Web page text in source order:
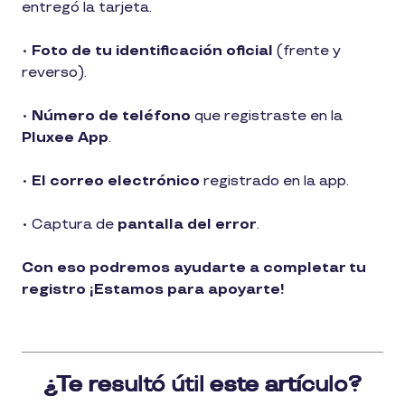
entregó la tarjeta.
• Foto de tu identificación oficial (frente y
reverso).
• Número de teléfono que registraste en la
Pluxee App.
• El correo electrónico registrado en la app.
• Captura de pantalla del error.
Con eso podremos ayudarte a completar tu
registro ¡Estamos para apoyarte!